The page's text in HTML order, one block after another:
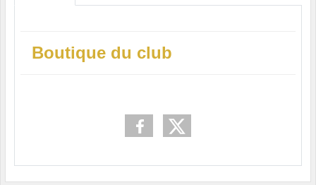
Boutique du club